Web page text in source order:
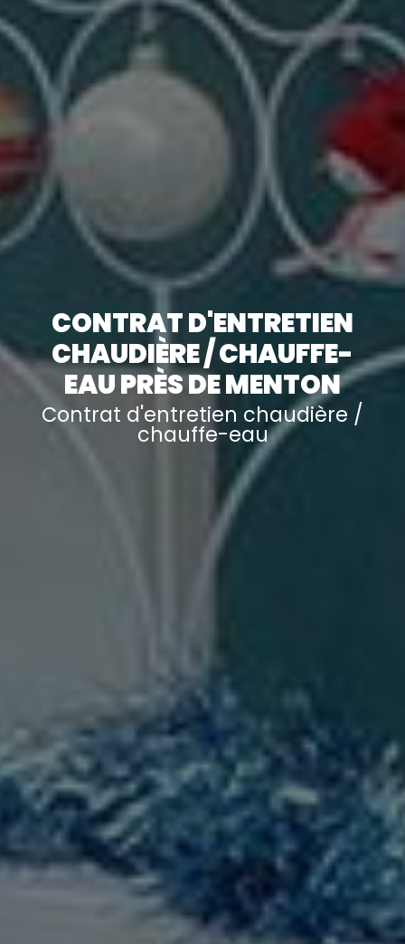
CONTRAT D'ENTRETIEN
CHAUDIÈRE / CHAUFFE-
EAU PRÈS DE MENTON
Contrat d'entretien chaudière /
chauffe-eau